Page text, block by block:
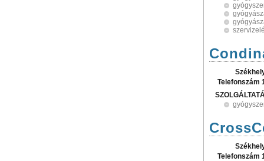
Telefonszám
Telefonszám